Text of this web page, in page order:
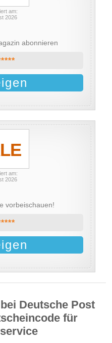
am:
2026
abonnieren
am:
2026
vorbeischauen!
Deutsche Post
für